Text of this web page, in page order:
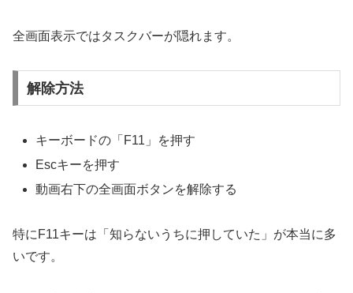
全画面表示ではタスクバーが隠れます。
解除方法
キーボードの「F11」を押す
Escキーを押す
動画右下の全画面ボタンを解除する
特にF11キーは「知らないうちに押していた」が本当に多
いです。